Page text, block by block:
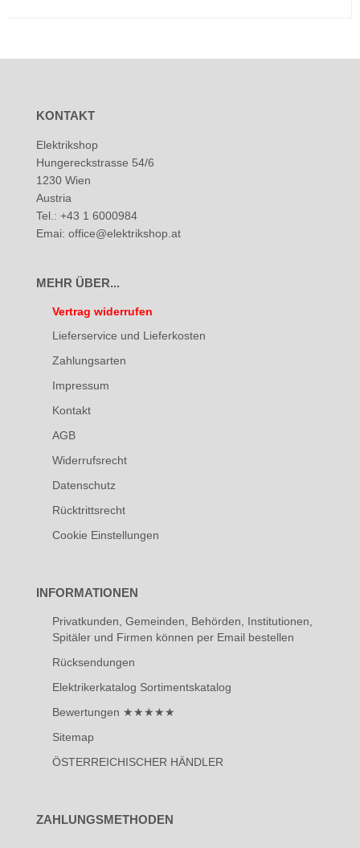
KONTAKT
Elektrikshop
Hungereckstrasse 54/6
1230 Wien
Austria
Tel.: +43 1 6000984
Emai: office@elektrikshop.at
MEHR ÜBER...
Vertrag widerrufen
Lieferservice und Lieferkosten
Zahlungsarten
Impressum
Kontakt
AGB
Widerrufsrecht
Datenschutz
Rücktrittsrecht
Cookie Einstellungen
INFORMATIONEN
Privatkunden, Gemeinden, Behörden, Institutionen,
Spitäler und Firmen können per Email bestellen
Rücksendungen
Elektrikerkatalog Sortimentskatalog
Bewertungen ★★★★★
Sitemap
ÖSTERREICHISCHER HÄNDLER
ZAHLUNGSMETHODEN